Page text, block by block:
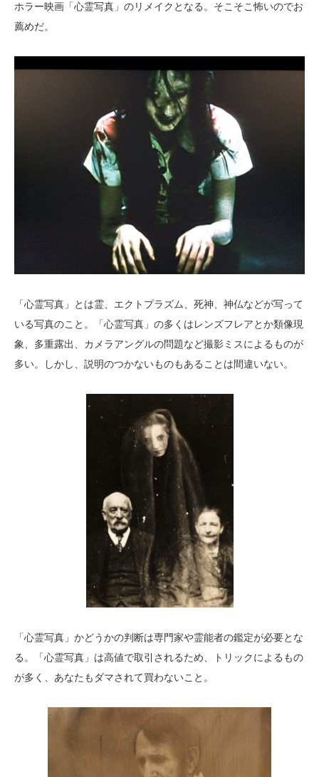
ホラー映画「心霊写真」のリメイクとなる。そこそこ怖いのでお
薦めだ。
「心霊写真」とは霊、エクトプラズム、死神、神仏などが写って
いる写真のこと。「心霊写真」の多くはレンズフレアとか類像現
象、多重露出、カメラアングルの問題など撮影ミスによるものが
多い。しかし、説明のつかないものもあることは間違いない。
「心霊写真」かどうかの判断は専門家や霊能者の鑑定が必要とな
る。「心霊写真」は高値で取引されるため、トリックによるもの
が多く、あなたもダマされて買わないこと。